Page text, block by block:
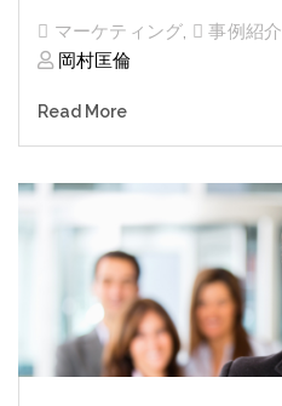
マーケティング, 事例紹介
岡村匡倫
Read More